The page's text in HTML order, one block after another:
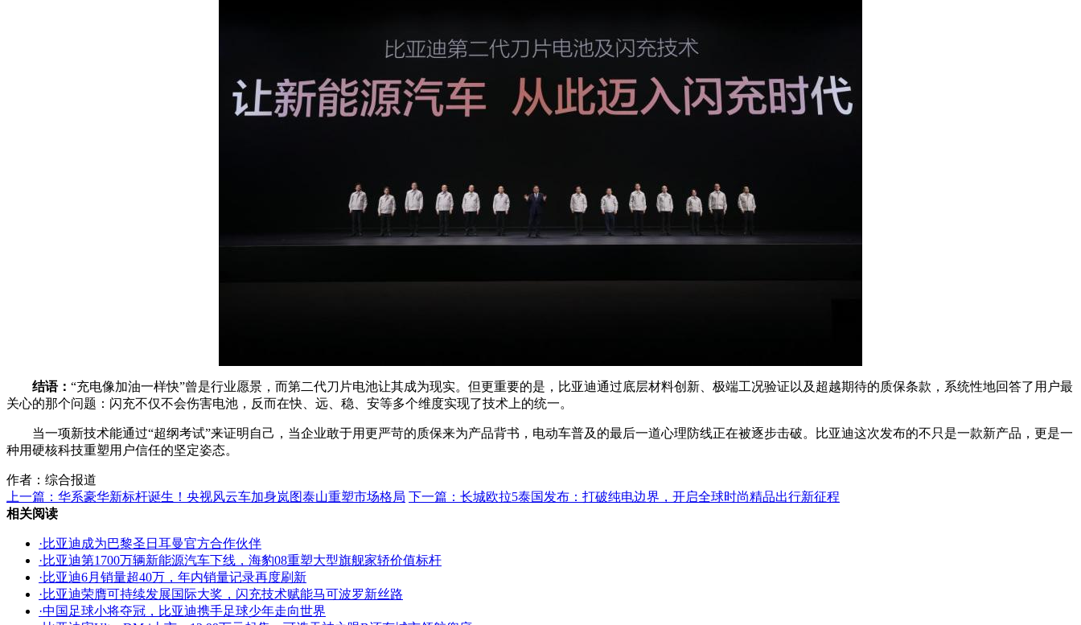
结语： “充电像加油一样快”曾是行业愿景，而第二代刀片电池让其成为现实。但更重要的是，比亚迪通过底层材料创新、极端工况验证以及超越期待的质保条款，系统性地回答了用户最
关心的那个问题：闪充不仅不会伤害电池，反而在快、远、稳、安等多个维度实现了技术上的统一。
当一项新技术能通过“超纲考试”来证明自己，当企业敢于用更严苛的质保来为产品背书，电动车普及的最后一道心理防线正在被逐步击破。比亚迪这次发布的不只是一款新产品，更是一
种用硬核科技重塑用户信任的坚定姿态。
作者：综合报道
上一篇： 华系豪华新标杆诞生！央视风云车加身岚图泰山重塑市场格局 下一篇： 长城欧拉5泰国发布：打破纯电边界，开启全球时尚精品出行新征程
相关阅读
·比亚迪成为巴黎圣日耳曼官方合作伙伴
·比亚迪第1700万辆新能源汽车下线，海豹08重塑大型旗舰家轿价值标杆
·比亚迪6月销量超40万，年内销量记录再度刷新
·比亚迪荣膺可持续发展国际大奖，闪充技术赋能马可波罗新丝路
·中国足球小将夺冠，比亚迪携手足球少年走向世界